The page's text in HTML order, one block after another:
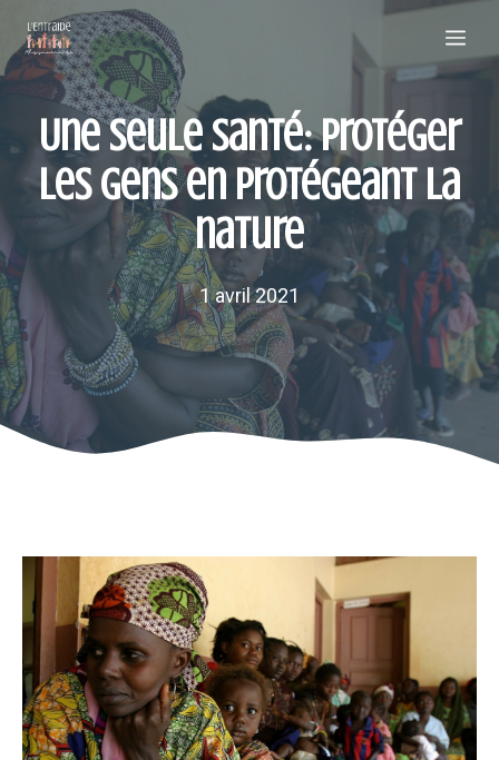
au
contenu
Une seule santé: protéger
les gens en protégeant la
nature
1 avril 2021